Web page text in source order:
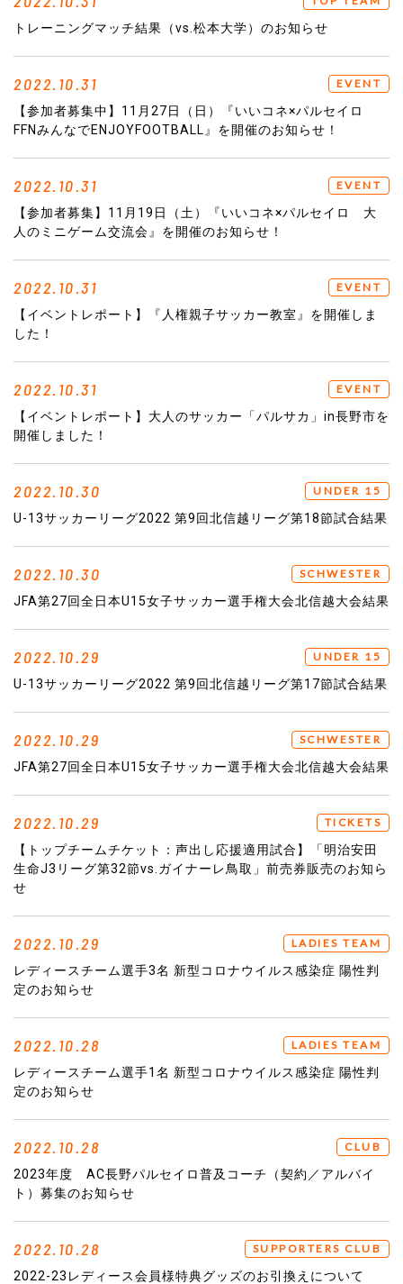
トレーニングマッチ結果（vs.松本大学）のお知らせ
2022.10.31 EVENT
【参加者募集中】11月27日（日）『いいコネ×パルセイロ
FFNみんなでENJOYFOOTBALL』を開催のお知らせ！
2022.10.31 EVENT
【参加者募集】11月19日（土）『いいコネ×パルセイロ 大
人のミニゲーム交流会』を開催のお知らせ！
2022.10.31 EVENT
【イベントレポート】『人権親子サッカー教室』を開催しま
した！
2022.10.31 EVENT
【イベントレポート】大人のサッカー「パルサカ」in長野市を
開催しました！
2022.10.30 UNDER 15
U-13サッカーリーグ2022 第9回北信越リーグ第18節試合結果
2022.10.30 SCHWESTER
JFA第27回全日本U15女子サッカー選手権大会北信越大会結果
2022.10.29 UNDER 15
U-13サッカーリーグ2022 第9回北信越リーグ第17節試合結果
2022.10.29 SCHWESTER
JFA第27回全日本U15女子サッカー選手権大会北信越大会結果
2022.10.29 TICKETS
【トップチームチケット：声出し応援適用試合】「明治安田
生命J3リーグ第32節vs.ガイナーレ鳥取」前売券販売のお知ら
せ
2022.10.29 LADIES TEAM
レディースチーム選手3名 新型コロナウイルス感染症 陽性判
定のお知らせ
2022.10.28 LADIES TEAM
レディースチーム選手1名 新型コロナウイルス感染症 陽性判
定のお知らせ
2022.10.28 CLUB
2023年度 AC長野パルセイロ普及コーチ（契約／アルバイ
ト）募集のお知らせ
2022.10.28 SUPPORTERS CLUB
2022-23レディース会員様特典グッズのお引換えについて